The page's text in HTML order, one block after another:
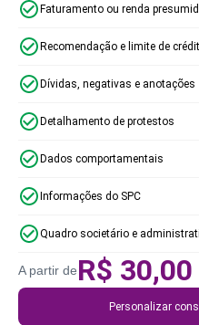
Faturamento ou renda
Recomendação e limite de
Dívidas, negativas e anotações
Detalhamento de protestos
Dados comportamentais
Informações do SPC
Quadro societário e
A partir deR$ 30,00
Personalizar